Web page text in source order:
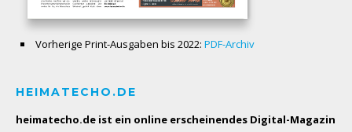
Vorherige Print-Ausgaben bis 2022: PDF-Archiv
HEIMATECHO.DE
heimatecho.de ist ein online erscheinendes Digital-Magazin